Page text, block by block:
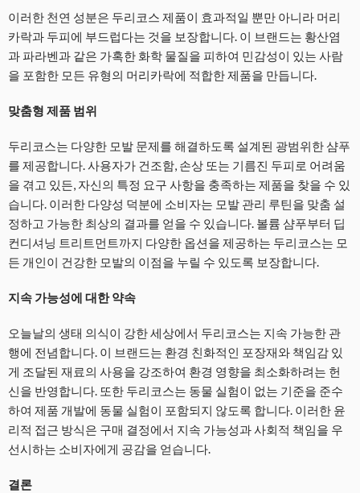
이러한 천연 성분은 두리코스 제품이 효과적일 뿐만 아니라 머리
카락과 두피에 부드럽다는 것을 보장합니다. 이 브랜드는 황산염
과 파라벤과 같은 가혹한 화학 물질을 피하여 민감성이 있는 사람
을 포함한 모든 유형의 머리카락에 적합한 제품을 만듭니다.
맞춤형 제품 범위
두리코스는 다양한 모발 문제를 해결하도록 설계된 광범위한 샴푸
를 제공합니다. 사용자가 건조함, 손상 또는 기름진 두피로 어려움
을 겪고 있든, 자신의 특정 요구 사항을 충족하는 제품을 찾을 수 있
습니다. 이러한 다양성 덕분에 소비자는 모발 관리 루틴을 맞춤 설
정하고 가능한 최상의 결과를 얻을 수 있습니다. 볼륨 샴푸부터 딥
컨디셔닝 트리트먼트까지 다양한 옵션을 제공하는 두리코스는 모
든 개인이 건강한 모발의 이점을 누릴 수 있도록 보장합니다.
지속 가능성에 대한 약속
오늘날의 생태 의식이 강한 세상에서 두리코스는 지속 가능한 관
행에 전념합니다. 이 브랜드는 환경 친화적인 포장재와 책임감 있
게 조달된 재료의 사용을 강조하여 환경 영향을 최소화하려는 헌
신을 반영합니다. 또한 두리코스는 동물 실험이 없는 기준을 준수
하여 제품 개발에 동물 실험이 포함되지 않도록 합니다. 이러한 윤
리적 접근 방식은 구매 결정에서 지속 가능성과 사회적 책임을 우
선시하는 소비자에게 공감을 얻습니다.
결론